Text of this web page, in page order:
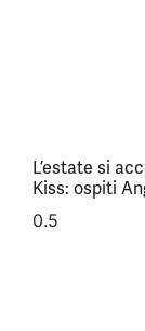
L’estate si
Kiss: ospiti